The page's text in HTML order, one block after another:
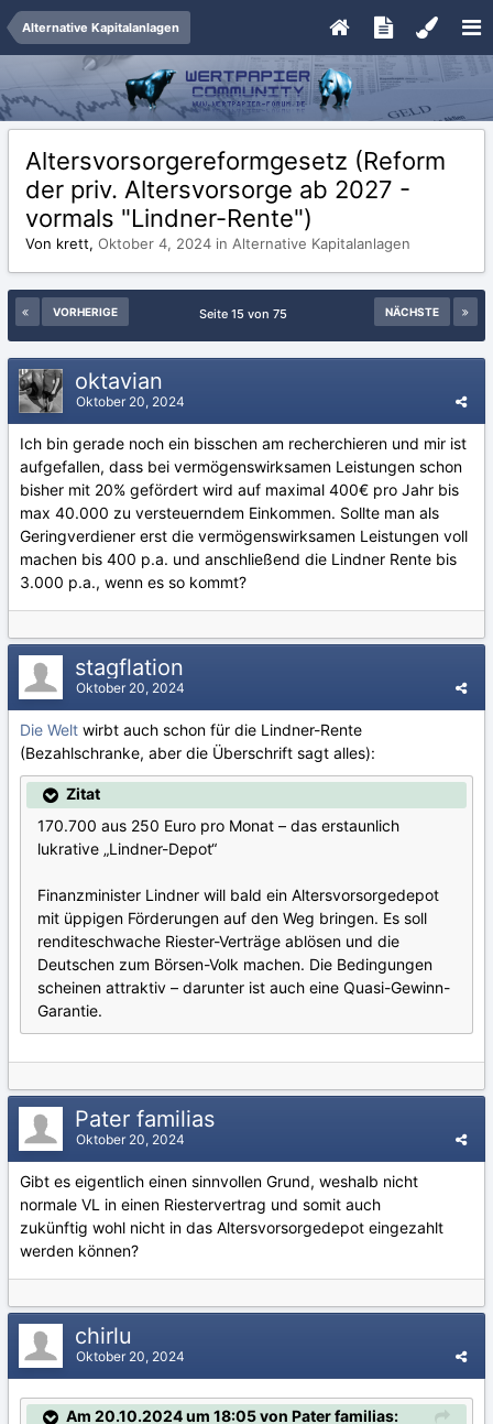
Alternative Kapitalanlagen
Altersvorsorgereformgesetz (Reform
der priv. Altersvorsorge ab 2027 -
vormals "Lindner-Rente")
Von krett, Oktober 4, 2024 in Alternative Kapitalanlagen
VORHERIGE NÄCHSTE
Seite 15 von 75
oktavian
Oktober 20, 2024
Ich bin gerade noch ein bisschen am recherchieren und mir ist
aufgefallen, dass bei vermögenswirksamen Leistungen schon
bisher mit 20% gefördert wird auf maximal 400€ pro Jahr bis
max 40.000 zu versteuerndem Einkommen. Sollte man als
Geringverdiener erst die vermögenswirksamen Leistungen voll
machen bis 400 p.a. und anschließend die Lindner Rente bis
3.000 p.a., wenn es so kommt?
stagflation
Oktober 20, 2024
Die Welt wirbt auch schon für die Lindner-Rente
(Bezahlschranke, aber die Überschrift sagt alles):
Zitat
170.700 aus 250 Euro pro Monat – das erstaunlich
lukrative „Lindner-Depot“
Finanzminister Lindner will bald ein Altersvorsorgedepot
mit üppigen Förderungen auf den Weg bringen. Es soll
renditeschwache Riester-Verträge ablösen und die
Deutschen zum Börsen-Volk machen. Die Bedingungen
scheinen attraktiv – darunter ist auch eine Quasi-Gewinn-
Garantie.
Pater familias
Oktober 20, 2024
Gibt es eigentlich einen sinnvollen Grund, weshalb nicht
normale VL in einen Riestervertrag und somit auch
zukünftig wohl nicht in das Altersvorsorgedepot eingezahlt
werden können?
chirlu
Oktober 20, 2024
Am 20.10.2024 um 18:05 von Pater familias: